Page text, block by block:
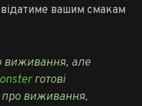
вашим смакам
виживання, але
готові
про виживання,